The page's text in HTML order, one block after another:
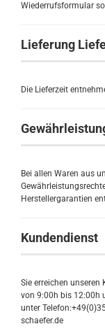
Wiederrufsformular
Lieferung
Die Lieferzeit
Bei allen Waren aus
Herstellergarantien
Kundendienst
Sie erreichen
von 9:00h bis 12:00h
unter
schaefer.de